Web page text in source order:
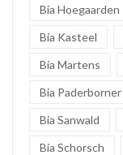
Bia Hoegaarden
Bia Kasteel
Bia Martens
Bia Paderborner
Bia Sanwald
Bia Schorsch